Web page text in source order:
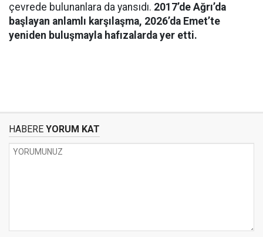
çevrede bulunanlara da yansıdı. 2017’de Ağrı’da
başlayan anlamlı karşılaşma, 2026’da Emet’te
yeniden buluşmayla hafızalarda yer etti.
HABERE YORUM KAT